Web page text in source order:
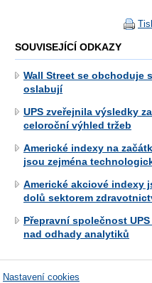
SOUVISEJÍCÍ ODKAZY
Wall Street se obchoduje
oslabují
UPS zveřejnila výsledky
celoroční výhled tržeb
Americké indexy na
jsou zejména
Americké akciové indexy
dolů sektorem
Přepravní společnost
nad odhady analytiků
Nastavení cookies